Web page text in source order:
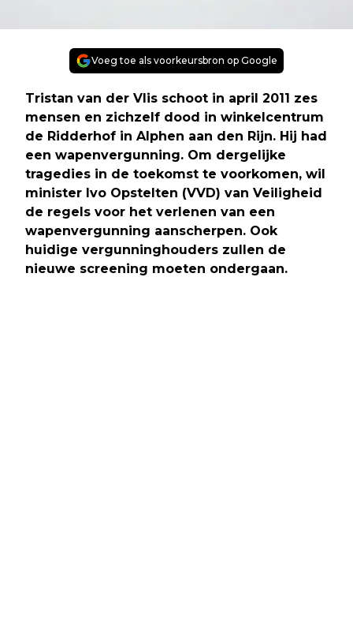
Voeg toe als voorkeursbron op Google
Tristan van der Vlis schoot in april 2011 zes
mensen en zichzelf dood in winkelcentrum
de Ridderhof in Alphen aan den Rijn. Hij had
een wapenvergunning. Om dergelijke
tragedies in de toekomst te voorkomen, wil
minister Ivo Opstelten (VVD) van Veiligheid
de regels voor het verlenen van een
wapenvergunning aanscherpen. Ook
huidige vergunninghouders zullen de
nieuwe screening moeten ondergaan.